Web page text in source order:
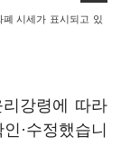
시세가 표시되고 있
강령에 따라
·수정했습니